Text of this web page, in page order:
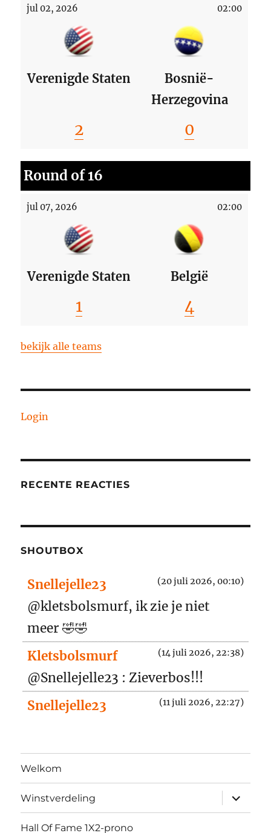
jul 02, 2026 02:00
Verenigde Staten
Bosnië-
Herzegovina
2 0
Round of 16
jul 07, 2026 02:00
Verenigde Staten België
1 4
bekijk alle teams
Login
RECENTE REACTIES
SHOUTBOX
Snellejelle23 (20 juli 2026, 00:10)
@kletsbolsmurf, ik zie je niet
meer 🤣🤣
Kletsbolsmurf
(14 juli 2026, 22:38)
@Snellejelle23 : Zieverbos!!!
Snellejelle23
(11 juli 2026, 22:27)
Ice
(24 juni 2026, 07:42)
Ice
(24 juni 2026, 07:14)
Oei... Heb bleikbaar een typfautje
Welkom
Winstverdeling
Hall Of Fame 1X2-prono